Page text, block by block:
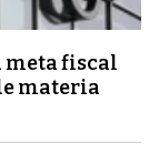
meta fiscal
materia